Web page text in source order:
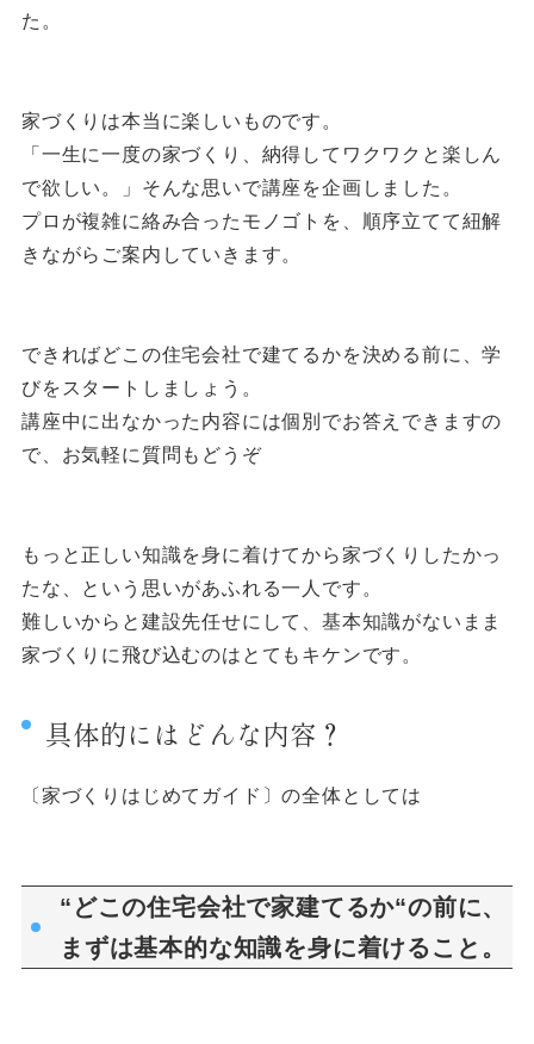
た。
家づくりは本当に楽しいものです。
「一生に一度の家づくり、納得してワクワクと楽しん
で欲しい。」そんな思いで講座を企画しました。
プロが複雑に絡み合ったモノゴトを、順序立てて紐解
きながらご案内していきます。
できればどこの住宅会社で建てるかを決める前に、学
びをスタートしましょう。
講座中に出なかった内容には個別でお答えできますの
で、お気軽に質問もどうぞ
もっと正しい知識を身に着けてから家づくりしたかっ
たな、という思いがあふれる一人です。
難しいからと建設先任せにして、基本知識がないまま
家づくりに飛び込むのはとてもキケンです。
具体的にはどんな内容？
〔家づくりはじめてガイド〕の全体としては
“どこの住宅会社で家建てるか“の前に、
まずは基本的な知識を身に着けること。